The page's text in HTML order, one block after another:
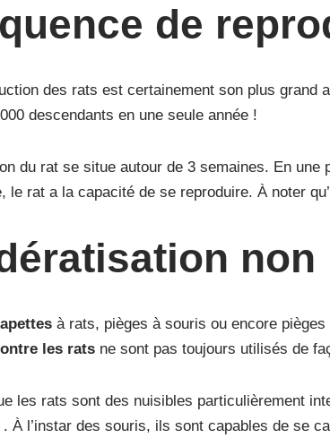
de
des rats est certainement son plus grand
descendants en une seule année !
du rat se situe autour de 3 semaines. En
le rat a la capacité de se reproduire. À noter
à rats, pièges à souris ou encore
les rats ne sont pas toujours utilisés de
les rats sont des nuisibles particulièrement
À l’instar des souris, ils sont capables de se